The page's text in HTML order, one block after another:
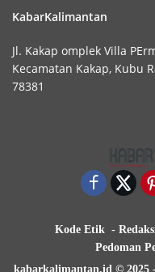
KabarKalimantan
Jl. Kakap omplek Villa
Kecamatan Kakap, Kubu
78381
Kode Etik
Pedoman
kabarkalimantan.id © 2025